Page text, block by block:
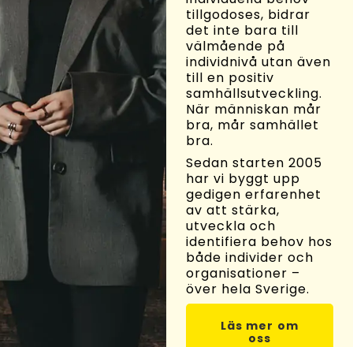
tillgodoses, bidrar
det inte bara till
välmående på
individnivå utan även
till en positiv
samhällsutveckling.
När människan mår
bra, mår samhället
bra.
Sedan starten 2005
har vi byggt upp
gedigen erfarenhet
av att stärka,
utveckla och
identifiera behov hos
både individer och
organisationer –
över hela Sverige.
Läs mer om
oss